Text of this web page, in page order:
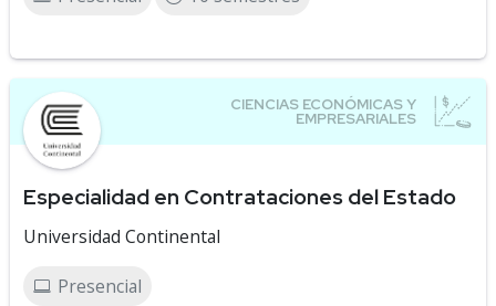
Especialidad en Contrataciones del Estado
Universidad Continental
Presencial